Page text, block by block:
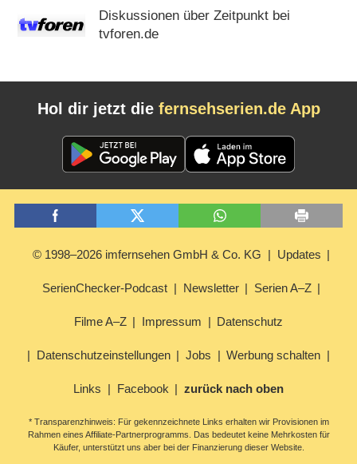
Diskussionen über Zeitpunkt bei
tvforen.de
Hol dir jetzt die fernsehserien.de App
© 1998–2026 imfernsehen GmbH & Co. KG Updates
SerienChecker-Podcast Newsletter Serien A–Z
Filme A–Z Impressum Datenschutz
Datenschutzeinstellungen Jobs Werbung schalten
Links Facebook zurück nach oben
* Transparenzhinweis: Für gekennzeichnete Links erhalten wir Provisionen im
Rahmen eines Affiliate-Partnerprogramms. Das bedeutet keine Mehrkosten für
Käufer, unterstützt uns aber bei der Finanzierung dieser Website.